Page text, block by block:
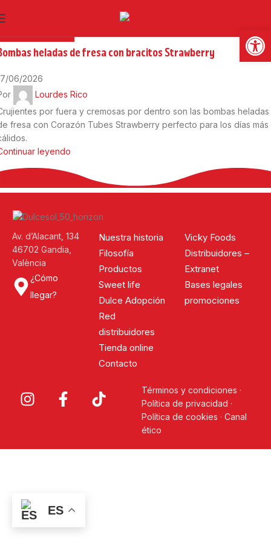
heladas de fresa con bracitos Strawberry
06/2026
Lourdes Rico
por fuera y cremosas por dentro son las bombas heladas
fresa con Corazón Tubes Strawberry perfecto para los días más
leyendo
Av. d’Alacant, 134
46702 Gandia,
València
¿Cómo
llegar?
Nuestra historia
Filosofía
Productos
Sweet life
Dulce Adopción
Red
distribuidores
Tienda online
Contacto
Vicky Foods
Distribuidores –
Extranet
Bases legales
promociones
Términos y condiciones ·
Política de privacidad ·
Política de cookies · Canal
ético
ES